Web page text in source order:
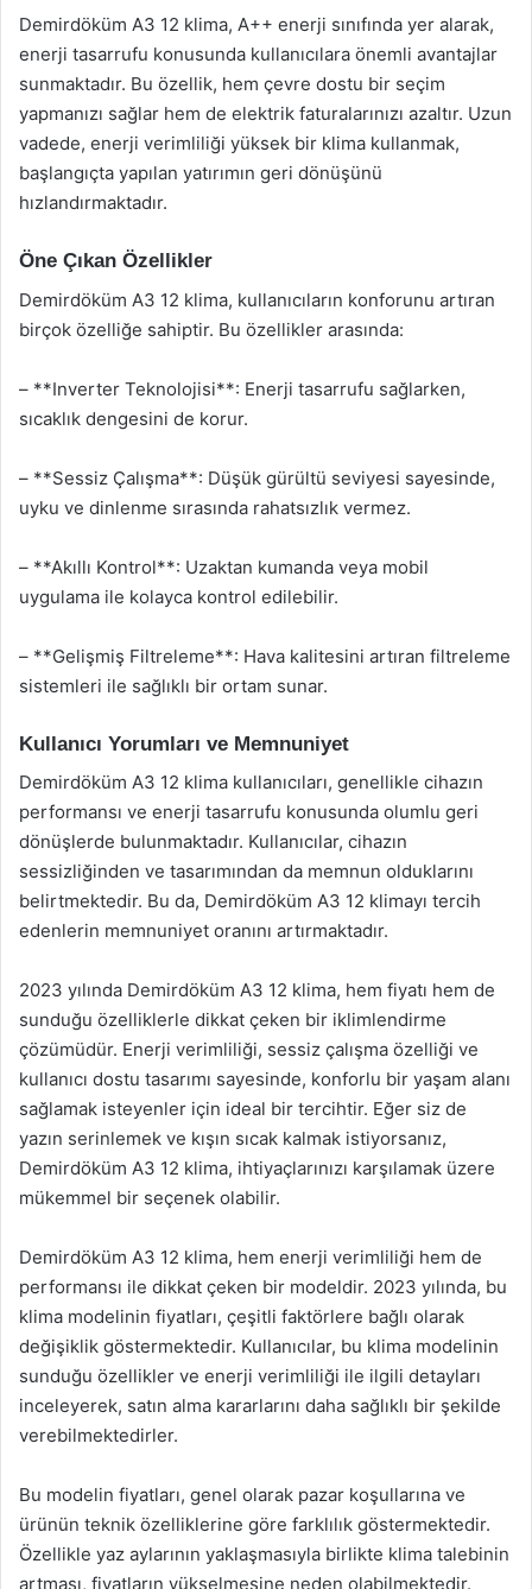
Demirdöküm A3 12 klima, A++ enerji sınıfında yer alarak,
enerji tasarrufu konusunda kullanıcılara önemli avantajlar
sunmaktadır. Bu özellik, hem çevre dostu bir seçim
yapmanızı sağlar hem de elektrik faturalarınızı azaltır. Uzun
vadede, enerji verimliliği yüksek bir klima kullanmak,
başlangıçta yapılan yatırımın geri dönüşünü
hızlandırmaktadır.
Öne Çıkan Özellikler
Demirdöküm A3 12 klima, kullanıcıların konforunu artıran
birçok özelliğe sahiptir. Bu özellikler arasında:
– **Inverter Teknolojisi**: Enerji tasarrufu sağlarken,
sıcaklık dengesini de korur.
– **Sessiz Çalışma**: Düşük gürültü seviyesi sayesinde,
uyku ve dinlenme sırasında rahatsızlık vermez.
– **Akıllı Kontrol**: Uzaktan kumanda veya mobil
uygulama ile kolayca kontrol edilebilir.
– **Gelişmiş Filtreleme**: Hava kalitesini artıran filtreleme
sistemleri ile sağlıklı bir ortam sunar.
Kullanıcı Yorumları ve Memnuniyet
Demirdöküm A3 12 klima kullanıcıları, genellikle cihazın
performansı ve enerji tasarrufu konusunda olumlu geri
dönüşlerde bulunmaktadır. Kullanıcılar, cihazın
sessizliğinden ve tasarımından da memnun olduklarını
belirtmektedir. Bu da, Demirdöküm A3 12 klimayı tercih
edenlerin memnuniyet oranını artırmaktadır.
2023 yılında Demirdöküm A3 12 klima, hem fiyatı hem de
sunduğu özelliklerle dikkat çeken bir iklimlendirme
çözümüdür. Enerji verimliliği, sessiz çalışma özelliği ve
kullanıcı dostu tasarımı sayesinde, konforlu bir yaşam alanı
sağlamak isteyenler için ideal bir tercihtir. Eğer siz de
yazın serinlemek ve kışın sıcak kalmak istiyorsanız,
Demirdöküm A3 12 klima, ihtiyaçlarınızı karşılamak üzere
mükemmel bir seçenek olabilir.
Demirdöküm A3 12 klima, hem enerji verimliliği hem de
performansı ile dikkat çeken bir modeldir. 2023 yılında, bu
klima modelinin fiyatları, çeşitli faktörlere bağlı olarak
değişiklik göstermektedir. Kullanıcılar, bu klima modelinin
sunduğu özellikler ve enerji verimliliği ile ilgili detayları
inceleyerek, satın alma kararlarını daha sağlıklı bir şekilde
verebilmektedirler.
Bu modelin fiyatları, genel olarak pazar koşullarına ve
ürünün teknik özelliklerine göre farklılık göstermektedir.
Özellikle yaz aylarının yaklaşmasıyla birlikte klima talebinin
artması, fiyatların yükselmesine neden olabilmektedir.